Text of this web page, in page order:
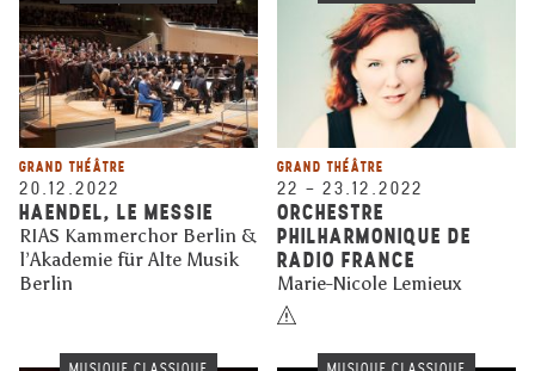
GRAND THÉÂTRE
20.12.2022
HAENDEL, LE MESSIE
RIAS Kammerchor Berlin &
l’Akademie für Alte Musik
Berlin
GRAND THÉÂTRE
22 – 23.12.2022
ORCHESTRE
PHILHARMONIQUE DE
RADIO FRANCE
Marie-Nicole Lemieux